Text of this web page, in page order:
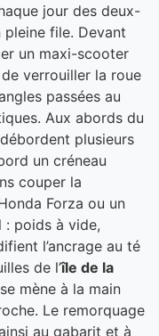
jour des deux-
pleine file. Devant
un maxi-scooter
verrouiller la roue
passées au
Aux abords du
plusieurs
un créneau
couper la
Forza ou un
: poids à vide,
l’ancrage au té
de l’île de la
mène à la main
Le remorquage
au gabarit et à